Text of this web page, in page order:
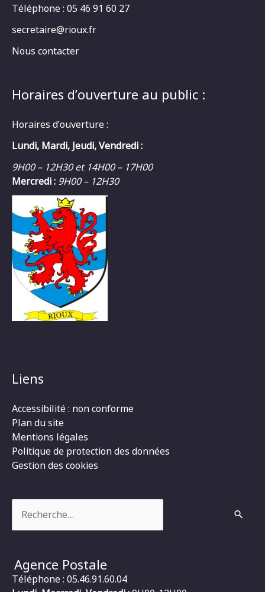
Téléphone : 05 46 91 60 27
secretaire@rioux.fr
Nous contacter
Horaires d’ouverture au public :
Horaires d’ouverture :
Lundi, Mardi, Jeudi, Vendredi :
9H00 – 12H30 et 14H00 – 17H00
Mercredi : 9H00 – 12H30
Liens
Accessibilité : non conforme
Plan du site
Mentions légales
Politique de protection des données
Gestion des cookies
Agence Postale
Téléphone : 05.46.91.60.04